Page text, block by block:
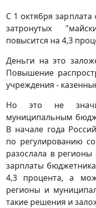
С 1 октября
затронутых
повысится на 4,3
Деньги на это
Повышение
учреждения -
Но это не
муниципальным
В начале года
по регулированию
разослала в
зарплаты
4,3 процента, а
регионы и
такие решения и